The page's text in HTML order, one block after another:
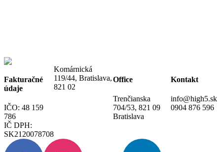
Fakturačné
údaje
IČO: 48 159
786
IČ DPH:
SK2120078708
Komárnická
119/44, Bratislava,
821 02
Office
Trenčianska
704/53, 821 09
Bratislava
Kontakt
info@high5.sk
0904 876 596